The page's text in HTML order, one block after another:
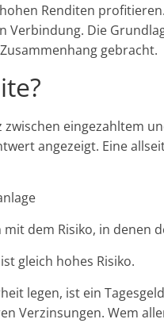
Renditen
Verbindung. Die
gebracht.
eingezahltem
angezeigt. Eine
dem Risiko, in denen
gleich hohes Risiko.
legen, ist ein
Verzinsungen. Wem